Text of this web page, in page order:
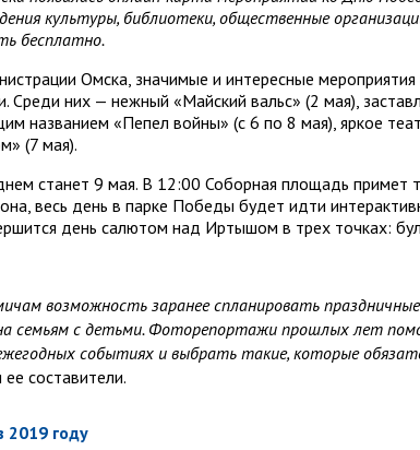
культуры, библиотеки, общественные
бесплатно.
Омска, значимые и интересные
Среди них — нежный «Майский вальс» (2 мая),
названием «Пепел войны» (с 6 по 8 мая), яркое
(7 мая).
станет 9 мая. В 12:00 Соборная площадь примет
весь день в парке Победы будет идти
день салютом над Иртышом в трех точках:
возможность заранее спланировать
семьям с детьми. Фоторепортажи прошлых лет
событиях и выбрать такие, которые
составители.
году